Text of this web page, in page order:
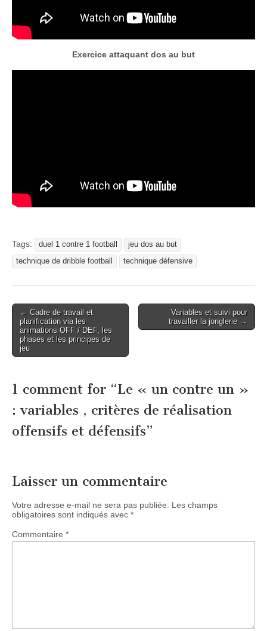
Exercice attaquant dos au but
Tags: duel 1 contre 1 football
jeu dos au but
technique de dribble football
technique défensive
Post
navigation
← Cadre de travail et
planification via les
animations OFF / DEF, les
phases et les principes de
jeu
Variables et suivi pour
travailler la jonglerie →
1 comment for “Le « un contre un »
: variables , critères de réalisation
offensifs et défensifs”
Laisser un commentaire
Votre adresse e-mail ne sera pas publiée. Les champs
obligatoires sont indiqués avec *
Commentaire *